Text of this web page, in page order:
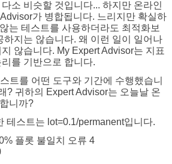
소 비슷할 것입니다... 하지만 온라인
가 병합됩니다. 느리지만 확실하
는 테스트를 사용하더라도 최적화보
하지는 않습니다. 왜 이런 일이 일어나
않습니다. My Expert Advisor는 지표
를 기반으로 합니다.
트를 어떤 도구와 기간에 수행했습니
? 귀하의 Expert Advisor는 오늘날 온
니까?
테스트는 lot=0.1/permanent입니다.
플롯 불일치 오류 4